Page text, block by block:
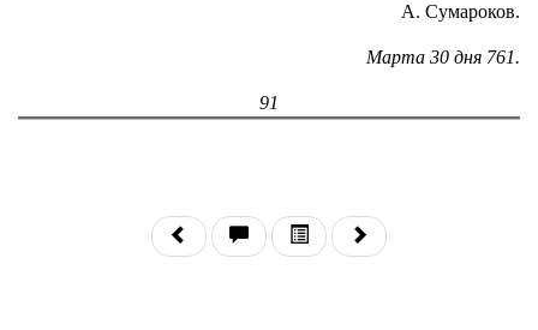
А. Сумароков.
Марта 30 дня 761.
91